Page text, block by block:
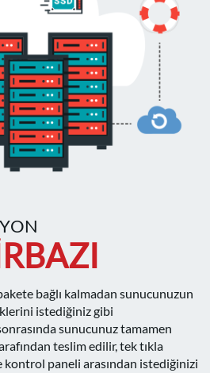
bağlı kalmadan sunucunuzun
istediğiniz gibi
sunucunuz tamamen
teslim edilir, tek tıkla
paneli arasından istediğinizi